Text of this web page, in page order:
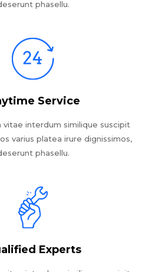
phasellu.
Service
vitae interdum similique suscipit
varius platea irure dignissimos,
phasellu.
Experts